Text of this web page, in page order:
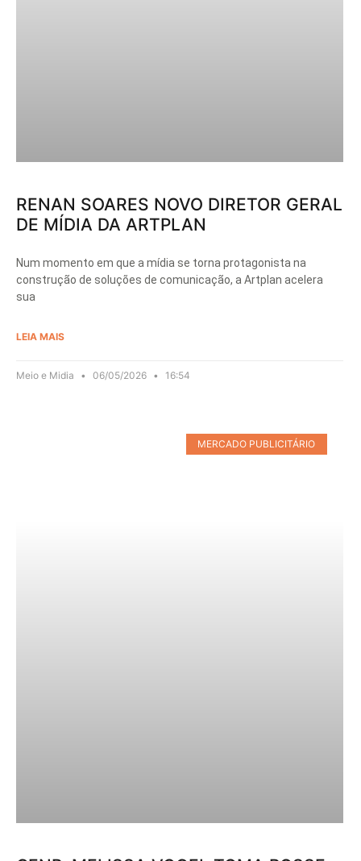
RENAN SOARES NOVO DIRETOR GERAL
DE MÍDIA DA ARTPLAN
Num momento em que a mídia se torna protagonista na
construção de soluções de comunicação, a Artplan acelera
sua
LEIA MAIS
Meio e Midia 06/05/2026 16:54
MERCADO PUBLICITÁRIO